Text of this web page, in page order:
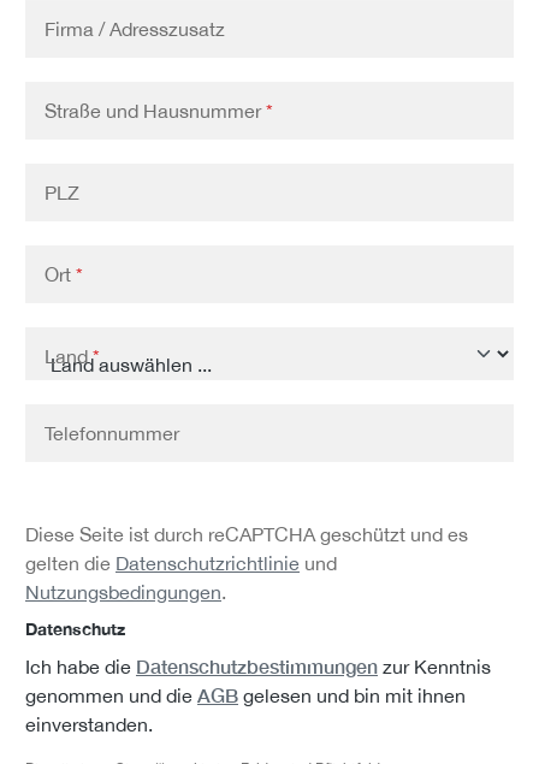
Firma / Adresszusatz
Straße und Hausnummer*
PLZ
Ort *
Land*
Telefonnummer
Diese Seite ist durch reCAPTCHA geschützt und es
gelten die Datenschutzrichtlinie und
Nutzungsbedingungen.
Datenschutz
Ich habe die Datenschutzbestimmungen zur Kenntnis
genommen und die AGB gelesen und bin mit ihnen
einverstanden.